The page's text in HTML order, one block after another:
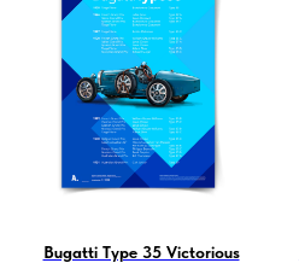
Bugatti Type 35 Victorious